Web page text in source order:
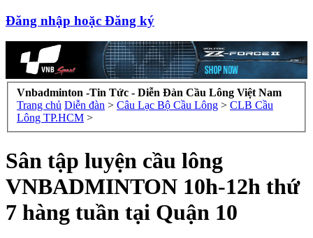
Đăng nhập hoặc Đăng ký
Vnbadminton -Tin Tức - Diễn Đàn Cầu Lông Việt Nam
Trang chủ Diễn đàn > Câu Lạc Bộ Cầu Lông > CLB Cầu
Lông TP.HCM >
Sân tập luyện cầu lông
VNBADMINTON 10h-12h thứ
7 hàng tuần tại Quận 10